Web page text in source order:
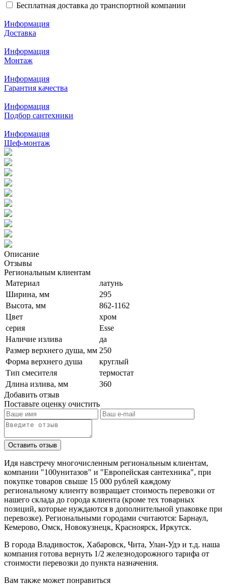
Бесплатная доставка до транспортной компании
Информация
Доставка
Информация
Монтаж
Информация
Гарантия качества
Информация
Подбор сантехники
Информация
Шеф-монтаж
Описание
Отзывы
Региональным клиентам
Материал
латунь
Ширина, мм
295
Высота, мм
862-1162
Цвет
хром
серия
Esse
Наличие излива
да
Размер верхнего душа, мм 250
Форма верхнего душа
круглый
Тип смесителя
термостат
Длина излива, мм
360
Добавить отзыв
Поставьте оценку очистить
Идя навстречу многочисленным региональным клиентам,
компании "100унитазов" и "Европейская сантехника", при
покупке товаров свыше 15 000 рублей каждому
региональному клиенту возвращает стоимость перевозки от
нашего склада до города клиента (кроме тех товарных
позиций, которые нуждаются в дополнительной упаковке при
перевозке). Региональными городами считаются: Барнаул,
Кемерово, Омск, Новокузнецк, Красноярск, Иркутск.
В города Владивосток, Хабаровск, Чита, Улан-Удэ и т.д. наша
компания готова вернуть 1/2 железнодорожного тарифа от
стоимости перевозки до пункта назначения.
Вам также может понравиться